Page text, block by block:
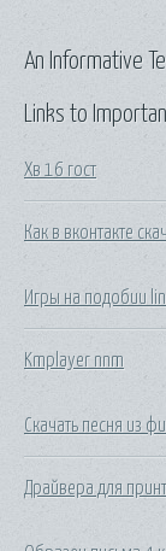
Links to
Хв 16 гост
Как в вконтакте
Игры на подобии
Kmplayer nnm
Скачать песня из
Драйвера для
An Informative